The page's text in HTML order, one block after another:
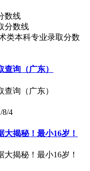
数线
类本科专业录取分数
询（广东）
询（广东）
8/4
大揭秘！最小16岁！
揭秘！最小16岁！